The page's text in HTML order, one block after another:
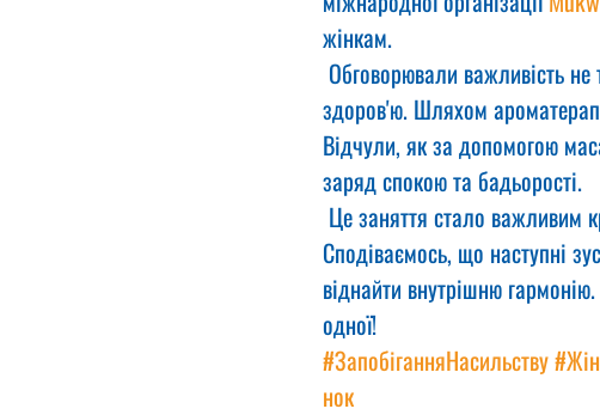
жінкам.
Обговорювали важливість не
здоров'ю. Шляхом
Відчули, як за допомогою
заряд спокою та бадьорості.
Це заняття стало важливим
Сподіваємось, що наступні
віднайти внутрішню
одної!
#ЗапобіганняНасильству
нок